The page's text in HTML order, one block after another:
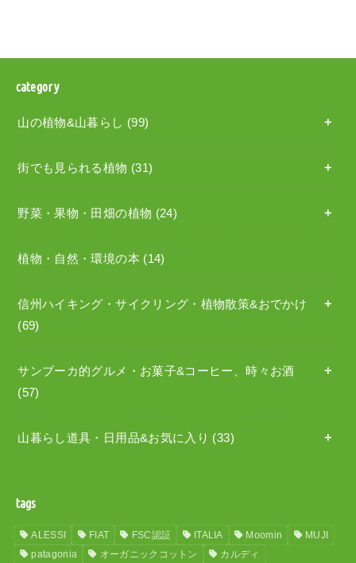
category
山の植物&山暮らし (99)
街でも見られる植物 (31)
野菜・果物・田畑の植物 (24)
植物・自然・環境の本 (14)
信州ハイキング・サイクリング・植物散策&おでかけ
(69)
サンブーカ的グルメ・お菓子&コーヒー、時々お酒
(57)
山暮らし道具・日用品&お気に入り (33)
tags
ALESSI FIAT FSC認証 ITALIA Moomin
MUJI
patagonia
オーガニックコットン
カルディ